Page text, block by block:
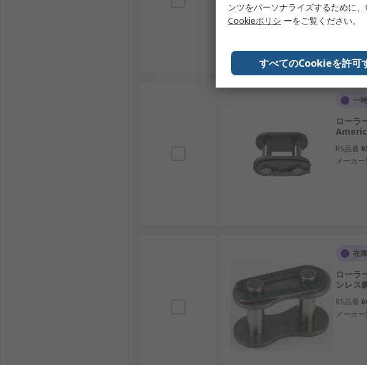
RS品番
メーカー
一
ローラ
RS品番
メーカー
在
ローラ
ンレス
RS品番
メーカー
ンツをパーソナライズするために
Cookieポリシ ーをご覧ください。
すべてのCookieを許可